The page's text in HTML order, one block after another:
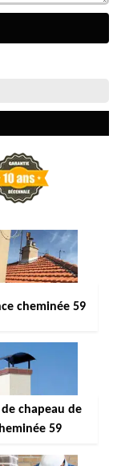
cheminée 59
de chapeau de
59